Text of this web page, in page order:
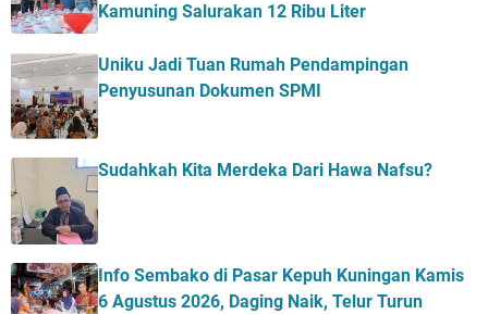
Kamuning Salurakan 12 Ribu Liter
Uniku Jadi Tuan Rumah Pendampingan
Penyusunan Dokumen SPMI
Sudahkah Kita Merdeka Dari Hawa Nafsu?
Info Sembako di Pasar Kepuh Kuningan Kamis
6 Agustus 2026, Daging Naik, Telur Turun